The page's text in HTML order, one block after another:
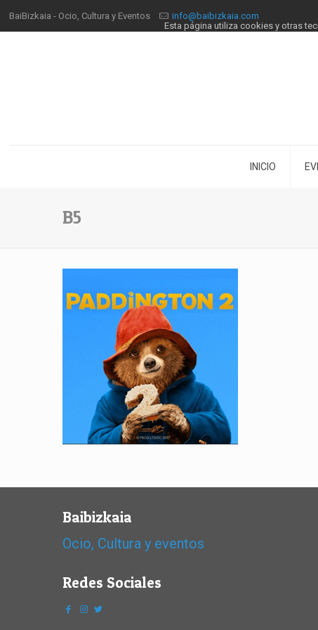
BaiBizkaia - Ocio, Cultura y Eventos info@baibizkaia.com
INICIO
B5
Baibizkaia
Ocio, Cultura y eventos
Redes Sociales
Esta página utiliza cookies y otras